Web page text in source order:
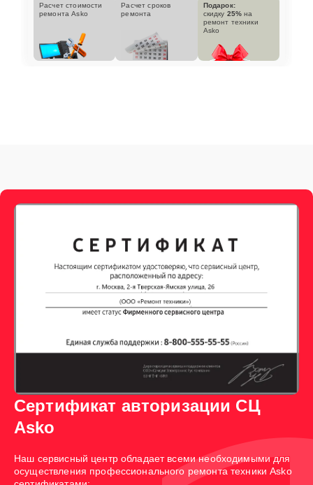
Расчет стоимости
ремонта Asko
Расчет сроков
ремонта
Подарок:
скидку 25% на
ремонт техники
Asko
Сертификат авторизации СЦ
Asko
Наш сервисный центр обладает всеми необходимыми для
осуществления профессионального ремонта техники Asko